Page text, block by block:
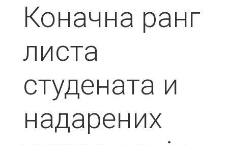
Коначнa ранг
листa
студената и
надарених